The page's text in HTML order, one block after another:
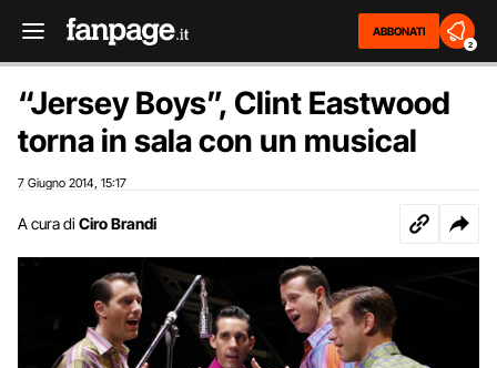
ABBONATI
2
“Jersey Boys”, Clint Eastwood
torna in sala con un musical
7 Giugno 2014 15:17
A cura di Ciro Brandi